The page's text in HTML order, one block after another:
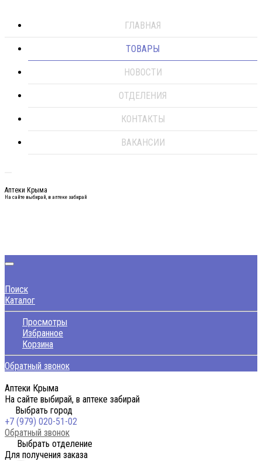
ГЛАВНАЯ
ТОВАРЫ
НОВОСТИ
ОТДЕЛЕНИЯ
КОНТАКТЫ
ВАКАНСИИ
Аптеки Крыма
На сайте выбирай, в аптеке забирай
Поиск
Каталог
Просмотры
Избранное
Корзина
Обратный звонок
Аптеки Крыма
На сайте выбирай, в аптеке забирай
Выбрать город
+7 (979) 020-51-02
Обратный звонок
Выбрать отделение
Для получения заказа